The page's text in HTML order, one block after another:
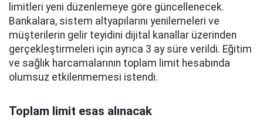
limitleri yeni düzenlemeye göre güncellenecek.
Bankalara, sistem altyapılarını yenilemeleri ve
müşterilerin gelir teyidini dijital kanallar üzerinden
gerçekleştirmeleri için ayrıca 3 ay süre verildi. Eğitim
ve sağlık harcamalarının toplam limit hesabında
olumsuz etkilenmemesi istendi.
Toplam limit esas alınacak